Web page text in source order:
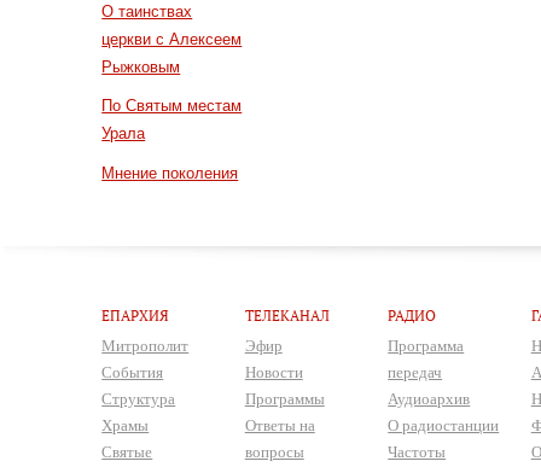
О таинствах
церкви с Алексеем
Рыжковым
По Святым местам
Урала
Мнение поколения
ЕПАРХИЯ
Митрополит
События
Структура
Храмы
Святые
ТЕЛЕКАНАЛ
Эфир
Новости
Программы
Ответы на
вопросы
РАДИО
Программа
передач
Аудиоархив
О радиостанции
Частоты